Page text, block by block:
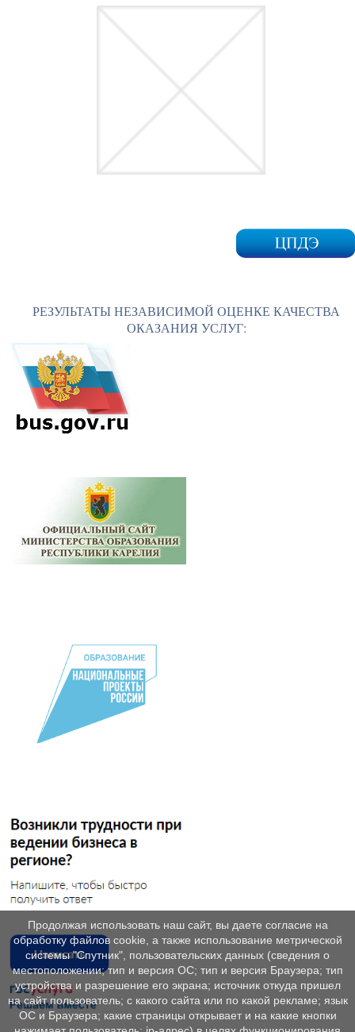
РЕЗУЛЬТАТЫ НЕЗАВИСИМОЙ ОЦЕНКЕ КАЧЕСТВА
ОКАЗАНИЯ УСЛУГ:
Продолжая использовать наш сайт, вы даете согласие на
обработку файлов cookie, а также использование метрической
системы "Спутник", пользовательских данных (сведения о
местоположении; тип и версия ОС; тип и версия Браузера; тип
устройства и разрешение его экрана; источник откуда пришел
на сайт пользователь; с какого сайта или по какой рекламе; язык
ОС и Браузера; какие страницы открывает и на какие кнопки